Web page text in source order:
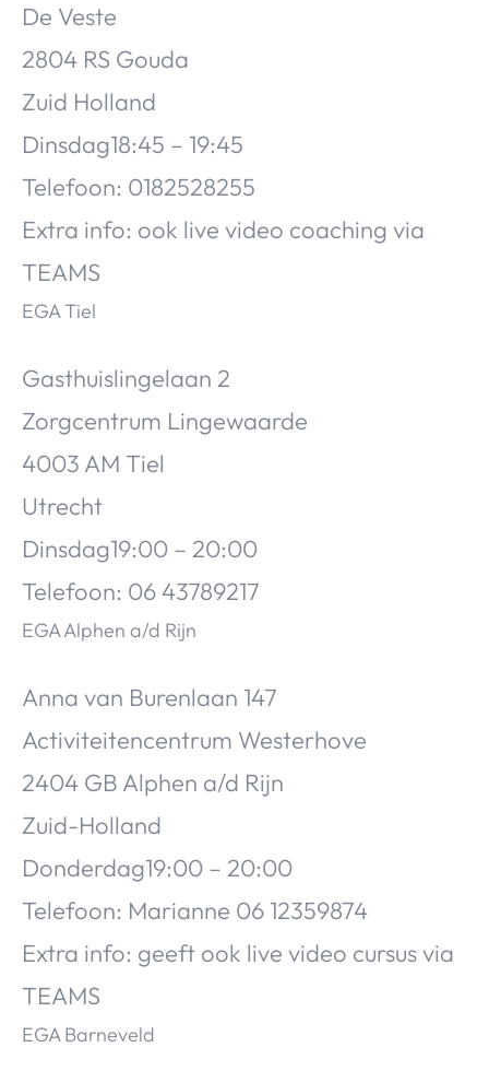
De Veste
2804 RS Gouda
Zuid Holland
Dinsdag18:45 – 19:45
Telefoon: 0182528255
Extra info: ook live video coaching via
TEAMS
EGA Tiel
Gasthuislingelaan 2
Zorgcentrum Lingewaarde
4003 AM Tiel
Utrecht
Dinsdag19:00 – 20:00
Telefoon: 06 43789217
EGA Alphen a/d Rijn
Anna van Burenlaan 147
Activiteitencentrum Westerhove
2404 GB Alphen a/d Rijn
Zuid-Holland
Donderdag19:00 – 20:00
Telefoon: Marianne 06 12359874
Extra info: geeft ook live video cursus via
TEAMS
EGA Barneveld